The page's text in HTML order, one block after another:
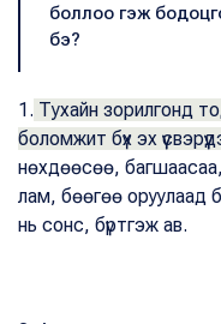
боллоо гэж
бэ?
1. Тухайн зорилгонд
боломжит бүх эх
нөхдөөсөө, багшаасаа,
лам, бөөгөө оруулаад
нь сонс, бүртгэж ав.